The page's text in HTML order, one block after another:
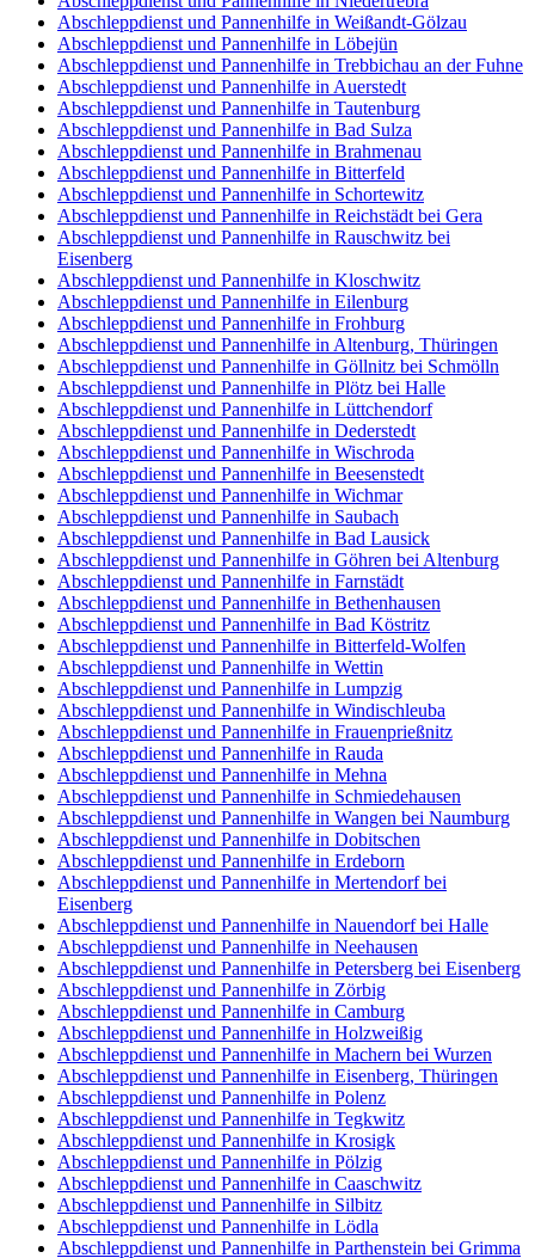
Abschleppdienst und Pannenhilfe in Weißandt-Gölzau
Abschleppdienst und Pannenhilfe in Löbejün
Abschleppdienst und Pannenhilfe in Trebbichau an der Fuhne
Abschleppdienst und Pannenhilfe in Auerstedt
Abschleppdienst und Pannenhilfe in Tautenburg
Abschleppdienst und Pannenhilfe in Bad Sulza
Abschleppdienst und Pannenhilfe in Brahmenau
Abschleppdienst und Pannenhilfe in Bitterfeld
Abschleppdienst und Pannenhilfe in Schortewitz
Abschleppdienst und Pannenhilfe in Reichstädt bei Gera
Abschleppdienst und Pannenhilfe in Rauschwitz bei
Eisenberg
Abschleppdienst und Pannenhilfe in Kloschwitz
Abschleppdienst und Pannenhilfe in Eilenburg
Abschleppdienst und Pannenhilfe in Frohburg
Abschleppdienst und Pannenhilfe in Altenburg, Thüringen
Abschleppdienst und Pannenhilfe in Göllnitz bei Schmölln
Abschleppdienst und Pannenhilfe in Plötz bei Halle
Abschleppdienst und Pannenhilfe in Lüttchendorf
Abschleppdienst und Pannenhilfe in Dederstedt
Abschleppdienst und Pannenhilfe in Wischroda
Abschleppdienst und Pannenhilfe in Beesenstedt
Abschleppdienst und Pannenhilfe in Wichmar
Abschleppdienst und Pannenhilfe in Saubach
Abschleppdienst und Pannenhilfe in Bad Lausick
Abschleppdienst und Pannenhilfe in Göhren bei Altenburg
Abschleppdienst und Pannenhilfe in Farnstädt
Abschleppdienst und Pannenhilfe in Bethenhausen
Abschleppdienst und Pannenhilfe in Bad Köstritz
Abschleppdienst und Pannenhilfe in Bitterfeld-Wolfen
Abschleppdienst und Pannenhilfe in Wettin
Abschleppdienst und Pannenhilfe in Lumpzig
Abschleppdienst und Pannenhilfe in Windischleuba
Abschleppdienst und Pannenhilfe in Frauenprießnitz
Abschleppdienst und Pannenhilfe in Rauda
Abschleppdienst und Pannenhilfe in Mehna
Abschleppdienst und Pannenhilfe in Schmiedehausen
Abschleppdienst und Pannenhilfe in Wangen bei Naumburg
Abschleppdienst und Pannenhilfe in Dobitschen
Abschleppdienst und Pannenhilfe in Erdeborn
Abschleppdienst und Pannenhilfe in Mertendorf bei
Eisenberg
Abschleppdienst und Pannenhilfe in Nauendorf bei Halle
Abschleppdienst und Pannenhilfe in Neehausen
Abschleppdienst und Pannenhilfe in Petersberg bei Eisenberg
Abschleppdienst und Pannenhilfe in Zörbig
Abschleppdienst und Pannenhilfe in Camburg
Abschleppdienst und Pannenhilfe in Holzweißig
Abschleppdienst und Pannenhilfe in Machern bei Wurzen
Abschleppdienst und Pannenhilfe in Eisenberg, Thüringen
Abschleppdienst und Pannenhilfe in Polenz
Abschleppdienst und Pannenhilfe in Tegkwitz
Abschleppdienst und Pannenhilfe in Krosigk
Abschleppdienst und Pannenhilfe in Pölzig
Abschleppdienst und Pannenhilfe in Caaschwitz
Abschleppdienst und Pannenhilfe in Silbitz
Abschleppdienst und Pannenhilfe in Lödla
Abschleppdienst und Pannenhilfe in Parthenstein bei Grimma